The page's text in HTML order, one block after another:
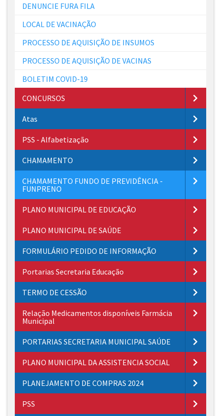
DENUNCIE FURA FILA
LOCAL DE VACINAÇÃO
PROCESSO DE AQUISIÇÃO DE INSUMOS
PROCESSO DE AQUISIÇÃO DE VACINAS
BOLETIM COVID-19
CONCURSOS
Atas
PSS - Alfabetização
CHAMAMENTO
CHAMAMENTO FUNDO DE PREVIDÊNCIA -
FUNPRENO
PLANO MUNICIPAL DE EDUCAÇÃO
PLANO MUNICIPAL DE SAÚDE
FORMULÁRIO PEDIDO DE INFORMAÇÃO
Portarias Secretaria Educação
TERMO DE CESSÃO
Relação Medicamentos disponíveis Farmácia
Municipal
PORTARIAS SECRETARIA MUNICIPAL SAÚDE
PLANO MUNICIPAL DA ASSISTENCIA SOCIAL
PLANEJAMENTO DE COMPRAS 2024
PSS